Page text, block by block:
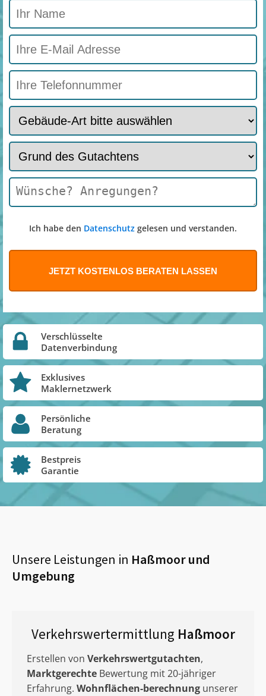
Ich habe den Datenschutz gelesen und verstanden.
Verschlüsselte
Datenverbindung
Exklusives
Maklernetzwerk
Persönliche
Beratung
Bestpreis
Garantie
Unsere Leistungen in Haßmoorund
Umgebung
Verkehrswertermittlung Haßmoor
Erstellen von Verkehrswertgutachten,
Marktgerechte Bewertung mit 20-jähriger
Erfahrung. Wohnflächen-berechnung unserer